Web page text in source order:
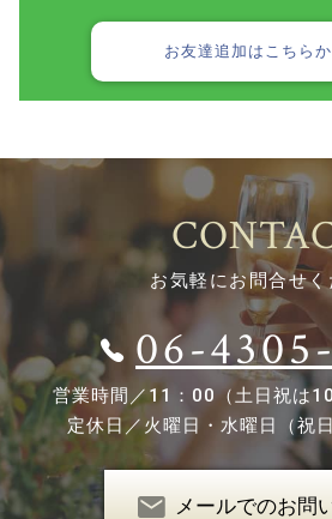
お友達追加はこちらか
お気軽にお問合せく
06-
営業時間／11：00（土日祝は
定休日／火曜日・水曜日（祝
メールでのお問